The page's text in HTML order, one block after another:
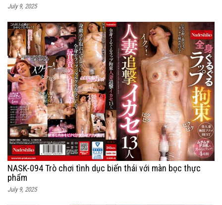
July 9, 2025
NASK-094 Trò chơi tình dục biến thái với màn bọc thực
phẩm
July 9, 2025